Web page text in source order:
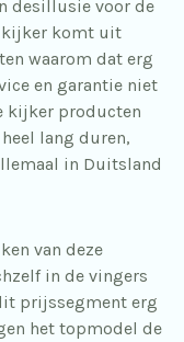
desillusie voor de
kijker komt uit
waarom dat erg
en garantie niet
kijker producten
lang duren,
in Duitsland
van deze
in de vingers
prijssegment erg
het topmodel de